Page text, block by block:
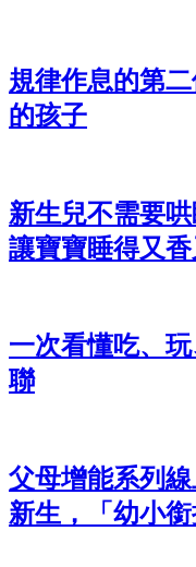
規律作息的第
的孩子
新生兒不需要
讓寶寶睡得又
一次看懂吃、
聯
父母增能系列
新生，「幼小